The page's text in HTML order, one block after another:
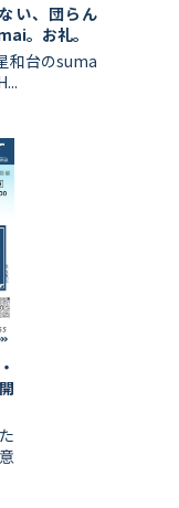
い、団らん
。お礼。
和台のsuma